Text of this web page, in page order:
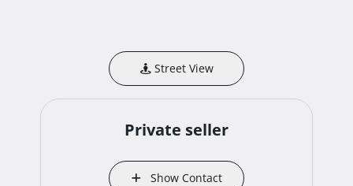
Street View
Private seller
Show Contact